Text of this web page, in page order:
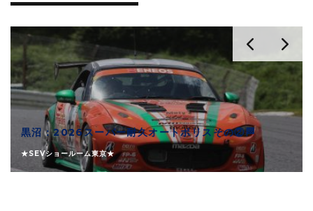
黒沼：2026スーパー耐久オートポリスその②🏁
★SEVショールーム東京★